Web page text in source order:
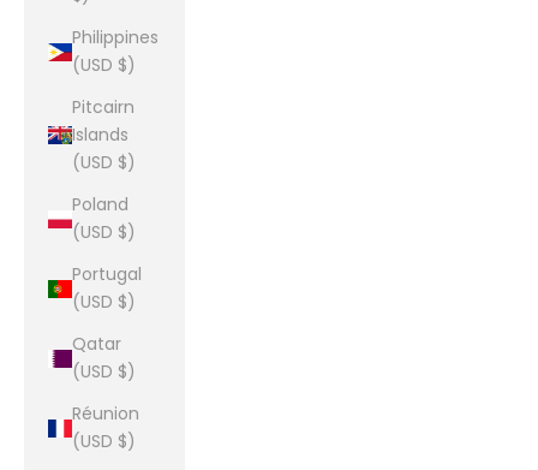
Philippines
(USD $)
Pitcairn
Islands
(USD $)
Poland
(USD $)
Portugal
(USD $)
Qatar
(USD $)
Réunion
(USD $)